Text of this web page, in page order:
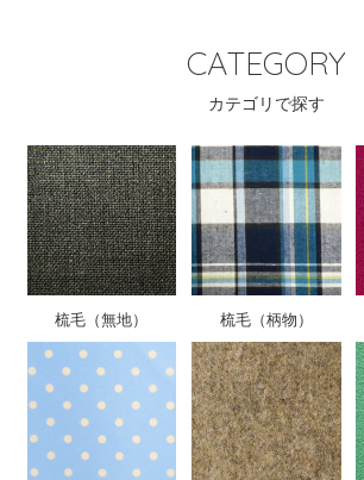
CATEGORY
梳毛（無地） 梳毛（柄物）